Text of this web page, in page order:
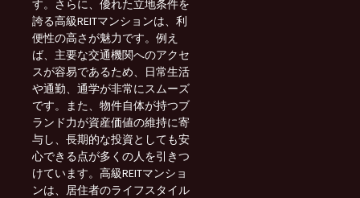
す。さらに、優れた立地条件を
誇る高級REITマンションは、利
便性の高さが魅力です。例え
ば、主要な交通機関へのアクセ
スが容易であるため、日常生活
や通勤、通学が非常にスムーズ
です。また、物件自体が持つブ
ランド力が資産価値の維持に寄
与し、長期的な投資としても安
心できる点が多くの人を引きつ
けています。高級REITマンショ
ンは、居住者のライフスタイル